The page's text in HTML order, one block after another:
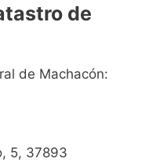
de
de Machacón:
5, 37893